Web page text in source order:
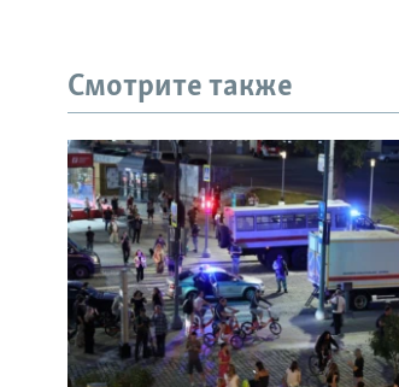
Смотрите также